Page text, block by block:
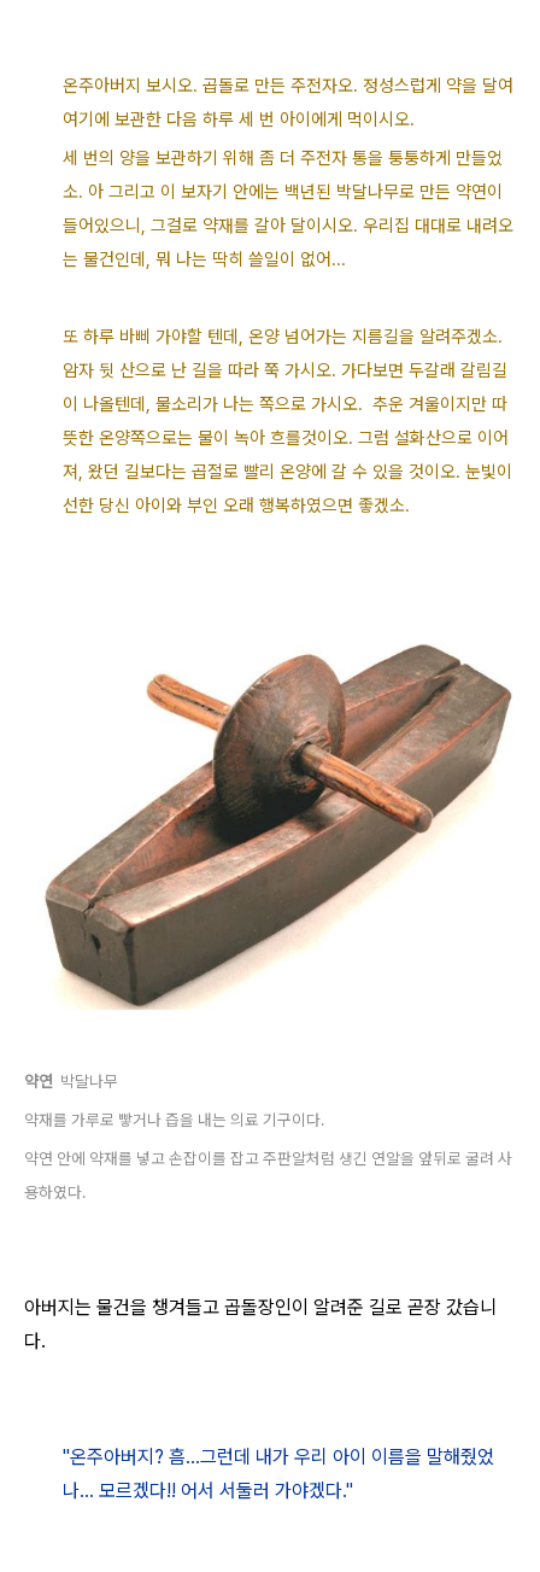
온주아버지 보시오. 곱돌로 만든 주전자오. 정성스럽게 약을 달여
여기에 보관한 다음 하루 세 번 아이에게 먹이시오.
세 번의 양을 보관하기 위해 좀 더 주전자 통을 퉁퉁하게 만들었
소. 아 그리고 이 보자기 안에는 백년된 박달나무로 만든 약연이
들어있으니, 그걸로 약재를 갈아 달이시오. 우리집 대대로 내려오
는 물건인데, 뭐 나는 딱히 쓸일이 없어...
또 하루 바삐 가야할 텐데, 온양 넘어가는 지름길을 알려주겠소.
암자 뒷 산으로 난 길을 따라 쭉 가시오. 가다보면 두갈래 갈림길
이 나올텐데, 물소리가 나는 쪽으로 가시오. 추운 겨울이지만 따
뜻한 온양쪽으로는 물이 녹아 흐를것이오. 그럼 설화산으로 이어
져, 왔던 길보다는 곱절로 빨리 온양에 갈 수 있을 것이오. 눈빛이
선한 당신 아이와 부인 오래 행복하였으면 좋겠소.
약연 박달나무
약재를 가루로 빻거나 즙을 내는 의료 기구이다.
약연 안에 약재를 넣고 손잡이를 잡고 주판알처럼 생긴 연알을 앞뒤로 굴려 사
용하였다.
아버지는 물건을 챙겨들고 곱돌장인이 알려준 길로 곧장 갔습니
다.
"온주아버지? 흠...그런데 내가 우리 아이 이름을 말해줬었
나... 모르겠다!! 어서 서둘러 가야겠다."